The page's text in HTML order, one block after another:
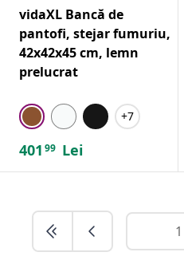
vidaXL Bancă de
pantofi, stejar fumuriu,
42x42x45 cm, lemn
prelucrat
+7
401 99 Lei